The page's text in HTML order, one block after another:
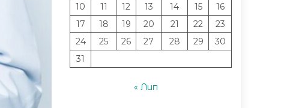
10
11 12 13 14 15
16
17
18 19 20 21 22
23
24
25 26 27 28 29
30
31
« Лип